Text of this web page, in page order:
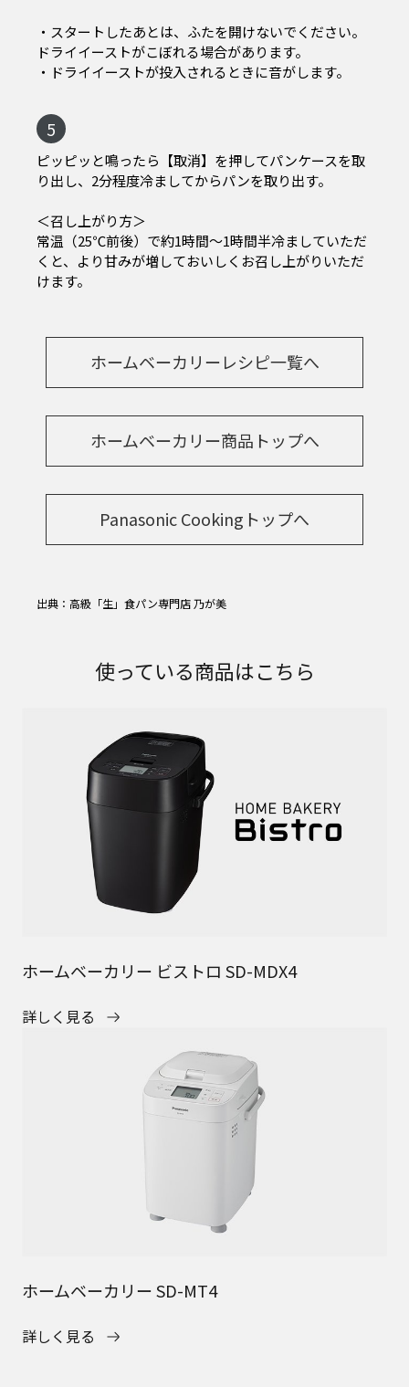
・スタートしたあとは、ふたを開けないでください。
ドライイーストがこぼれる場合があります。
・ドライイーストが投入されるときに音がします。
5
ピッピッと鳴ったら【取消】を押してパンケースを取
り出し、2分程度冷ましてからパンを取り出す。
＜召し上がり方＞
常温（25℃前後）で約1時間～1時間半冷ましていただ
くと、より甘みが増しておいしくお召し上がりいただ
けます。
ホームベーカリーレシピ一覧へ
ホームベーカリー商品トップへ
Panasonic Cookingトップへ
出典：高級「生」食パン専門店 乃が美
使っている商品はこちら
ホームベーカリー ビストロ SD-MDX4
詳しく見る
ホームベーカリー SD-MT4
詳しく見る